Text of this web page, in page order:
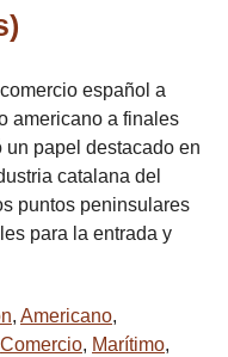
español a
americano a finales
papel destacado en
catalana del
puntos peninsulares
para la entrada y
, Americano,
Comercio, Marítimo,